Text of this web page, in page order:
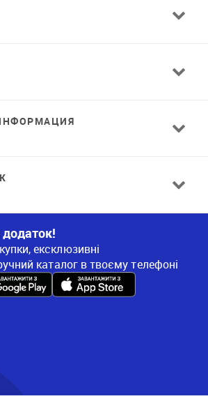
ексклюзивні
каталог в твоєму телефоні